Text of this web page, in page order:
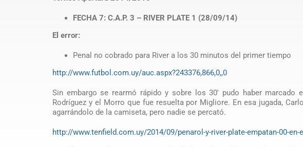
FECHA 7: C.A.P. 3 – RIVER PLATE 1 (28/09/14)
El error:
Penal no cobrado para River a los 30 minutos del primer tiempo
http://www.futbol.com.uy/auc.aspx?243376,866,0,,0
Sin embargo se rearmó rápido y sobre los 30′ pudo haber marcado
Rodríguez y el Morro que fue resuelta por Migliore. En esa jugada,
agarrándolo de la camiseta, pero nadie se percató.
http://www.tenfield.com.uy/2014/09/penarol-y-river-plate-empatan-00-